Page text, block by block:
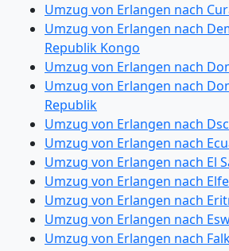
Umzug von Erlangen nach
Umzug von Erlangen nach
Republik Kongo
Umzug von Erlangen nach
Umzug von Erlangen nach
Republik
Umzug von Erlangen nach
Umzug von Erlangen nach
Umzug von Erlangen nach El
Umzug von Erlangen nach
Umzug von Erlangen nach
Umzug von Erlangen nach
Umzug von Erlangen nach